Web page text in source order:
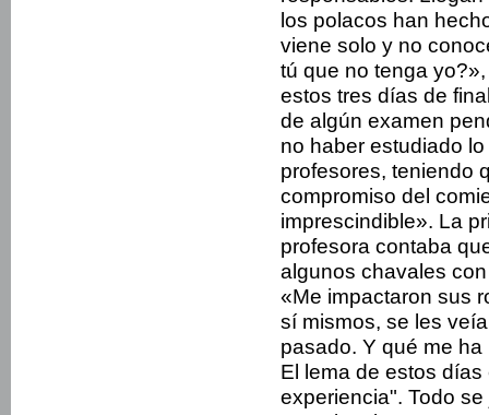
los polacos han
viene solo y no
tú que no tenga
estos tres días de
de algún examen
no haber estudiado
profesores, teniendo
compromiso del
imprescindible». La
profesora contaba
algunos chavales
«Me impactaron sus
sí mismos, se les
pasado. Y qué me
El lema de estos días
experiencia". Todo